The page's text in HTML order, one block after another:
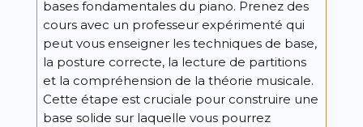
bases fondamentales du piano. Prenez des
cours avec un professeur expérimenté qui
peut vous enseigner les techniques de base,
la posture correcte, la lecture de partitions
et la compréhension de la théorie musicale.
Cette étape est cruciale pour construire une
base solide sur laquelle vous pourrez